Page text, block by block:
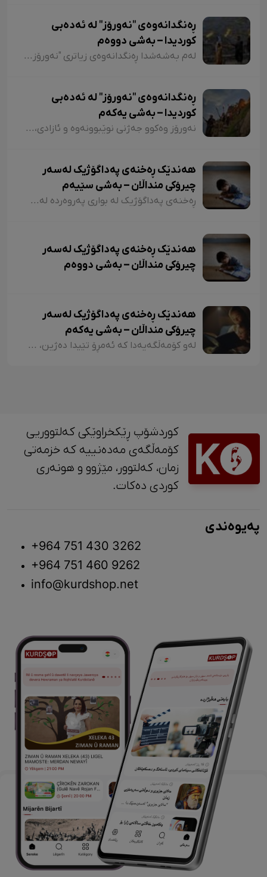
ڕەنگدانەوەی "نەورۆز" لە ئەدەبی
کوردیدا – بەشی دووەم
لەم بەشەشدا ڕەنگدانەوەی زیاتری "نەورۆز" لە شیعر و دەقی کوردیدا دەخەینەڕوو. هەروەها پێویستە ئاماژەش بەوە بکەم کە وێڕای ئەوەی لەم وتارەدا ڕەنگدانەوەی "نەورۆز" لە ئەدەبی کوردیدا دەبینین، ئاوڕێکیش لە شاعیران و نووسەرانمان دەدەینەوە کە بەداخەوە ناوی هەندێکیان بە فەرامۆشی سپێردراون.
ڕەنگدانەوەی "نەورۆز" لە ئەدەبی
کوردیدا – بەشی یەکەم
نەورۆز وەکوو جەژنی نوێبوونەوە و ئازادی، لە ئەدەبی کوردیدا و لەلای شاعیران و نووسەرانی کورد، هەمیشە جێی بایەخ و تێڕامان بووە. شاعیران و نووسەرانی کورد وەکوو دیوێکی جوانی و دەرچەیەکی ئازادی و هێمای ڕزگاریی نەتەوەیی، نەورۆزیان لەنێو شیعر و دەقەکەیاندا بەکار هێناوە. ئەم بابەتەش دەگەڕێتەوە بۆ گرێدراویی حاشاهەڵنەگری کورد و کوردستان بە نەورۆزەوە
هەندێک ڕەخنەی پەداگۆژیک لەسەر
چیرۆکی منداڵان – بەشی سێیەم
ڕەخنەی پەداگۆژیک لە بواری پەروەردە لەسەر چیرۆکی منداڵان؛ هەندێکجار لە چیرۆکی منداڵاندا تووشی ئەو جۆرە وشەیە دەبین کە کاریگەرییان لەسەر مێشکی منداڵان دەبێت و ڕێگەیان پێ دەدات بیرۆکەیەکی خراپ لە مێشکیاندا دروست بکەن. بۆ نموونە دەتوانین لێرەدا سەرنجەکانمان لەسەر چیرۆکی "تیتی و پیرێ، کال و سێڤێ و نیسکۆ" بخەینەڕوو. لە بەشێکی چیرۆکی "تیتی و پیرێ"دا وەها دەڵێت:
هەندێک ڕەخنەی پەداگۆژیک لەسەر
چیرۆکی منداڵان – بەشی دووەم
هەندێک ڕەخنەی پەداگۆژیک لەسەر
چیرۆکی منداڵان – بەشی یەکەم
لەو کۆمەڵگەیەدا کە ئەمڕۆ تێیدا دەژین، هەرچەندە دەبینین ئەدەبی کوردی لە گەشەکردندایە، بەتایبەتی ئەدەبی منداڵان، بەڵام زۆربەی چیرۆکەکانی منداڵان لایەنی لاوازی زۆریان هەیە کە کاریگەرییان لەسەر دەروونی منداڵان هەیە و دەبنە کێشە.
کوردشۆپ ڕێکخراوێکی کەلتووریی
کۆمەڵگەی مەدەنییە کە خزمەتی
زمان، کەلتوور، مێژوو و ‎هونەری
کوردی دەکات.
پەیوەندی
+964 751 430 3262
+964 751 460 9262
info@kurdshop.net